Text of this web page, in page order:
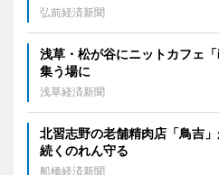
弘前経済新聞
浅草・松が谷にニットカフ
集う場に
浅草経済新聞
北習志野の老舗精肉店「鳥吉
続くのれん守る
船橋経済新聞